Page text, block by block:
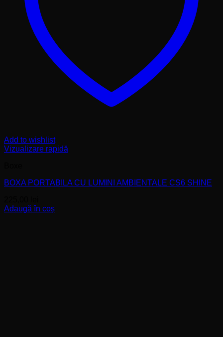
Add to wishlist
Vizualizare rapidă
BOXA PORTABILA CU LUMINI AMBIENTALE CS6 SHINE
Adaugă în coș